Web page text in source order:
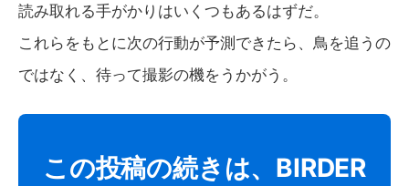
読み取れる手がかりはいくつもあるはずだ。
これらをもとに次の行動が予測できたら、鳥を追うの
ではなく、待って撮影の機をうかがう。
この投稿の続きは、BIRDER